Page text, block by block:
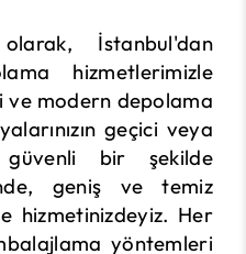
İstanbul'dan
hizmetlerimizle
ve modern depolama
geçici veya
bir şekilde
geniş ve temiz
hizmetinizdeyiz. Her
yöntemleri